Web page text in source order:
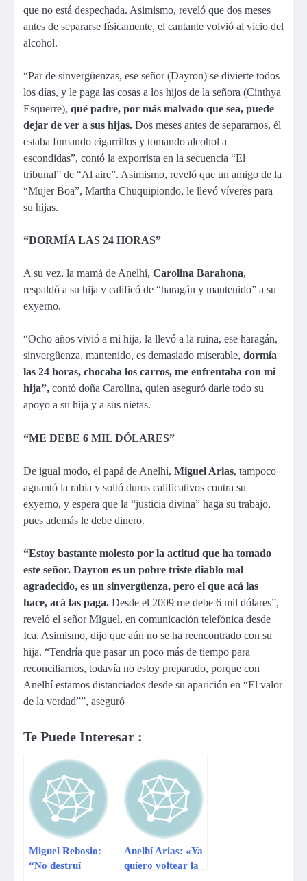
que no está despechada. Asimismo, reveló que dos meses
antes de separarse físicamente, el cantante volvió al vicio del
alcohol.
“Par de sinvergüenzas, ese señor (Dayron) se divierte todos
los días, y le paga las cosas a los hijos de la señora (Cinthya
Esquerre), qué padre, por más malvado que sea, puede
dejar de ver a sus hijas. Dos meses antes de separarnos, él
estaba fumando cigarrillos y tomando alcohol a
escondidas”, contó la exporrista en la secuencia “El
tribunal” de “Al aire”. Asimismo, reveló que un amigo de la
“Mujer Boa”, Martha Chuquipiondo, le llevó víveres para
su hijas.
“DORMÍA LAS 24 HORAS”
A su vez, la mamá de Anelhí, Carolina Barahona,
respaldó a su hija y calificó de “haragán y mantenido” a su
exyerno.
“Ocho años vivió a mi hija, la llevó a la ruina, ese haragán,
sinvergüenza, mantenido, es demasiado miserable, dormía
las 24 horas, chocaba los carros, me enfrentaba con mi
hija”, contó doña Carolina, quien aseguró darle todo su
apoyo a su hija y a sus nietas.
“ME DEBE 6 MIL DÓLARES”
De igual modo, el papá de Anelhí, Miguel Arias, tampoco
aguantó la rabia y soltó duros calificativos contra su
exyerno, y espera que la “justicia divina” haga su trabajo,
pues además le debe dinero.
“Estoy bastante molesto por la actitud que ha tomado
este señor. Dayron es un pobre triste diablo mal
agradecido, es un sinvergüenza, pero el que acá las
hace, acá las paga. Desde el 2009 me debe 6 mil dólares”,
reveló el señor Miguel, en comunicación telefónica desde
Ica. Asimismo, dijo que aún no se ha reencontrado con su
hija. “Tendría que pasar un poco más de tiempo para
reconciliarnos, todavía no estoy preparado, porque con
Anelhí estamos distanciados desde su aparición en “El valor
de la verdad””, aseguró
Te Puede Interesar :
Miguel Rebosio:
“No destruí
Anelhí Arias: «Ya
quiero voltear la